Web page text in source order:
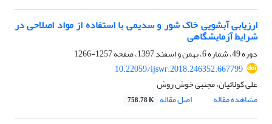
ارزیابی آبشویی خاک شور و سدیمی با استفاده از مواد اصلاحی در
شرایط آزمایشگاهی
دوره 49، شماره 6، بهمن و اسفند 1397، صفحه
1257-1266
10.22059/ijswr.2018.246352.667799
علی کولائیان، مجتبی خوش روش
مشاهده مقاله
اصل مقاله 758.78 K